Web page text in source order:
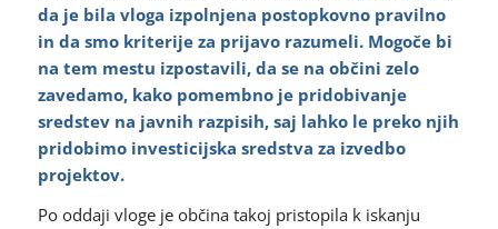
da je bila vloga izpolnjena postopkovno pravilno
in da smo kriterije za prijavo razumeli. Mogoče bi
na tem mestu izpostavili, da se na občini zelo
zavedamo, kako pomembno je pridobivanje
sredstev na javnih razpisih, saj lahko le preko njih
pridobimo investicijska sredstva za izvedbo
projektov.
Po oddaji vloge je občina takoj pristopila k iskanju